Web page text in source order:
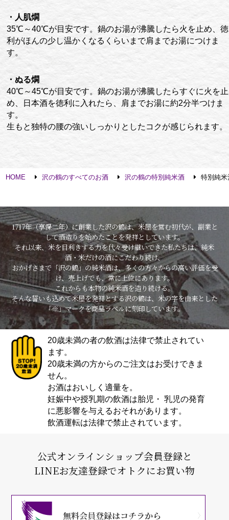
・人肌燗
35℃～40℃が目安です。鍋のお湯が沸騰したら火を止め、徳
利がほんの少し温かくなるくらいまで肩までお湯につけま
す。
・ぬる燗
40℃～45℃が目安です。鍋のお湯が沸騰したらすぐに火を止
め、日本酒を徳利に入れたら、肩までお湯に約2分半つけま
す。
生もと独特の腰の強いしっかりとしたコクが感じられます。
HOME 沢の鶴のすべてのお酒 沢の鶴の特別純米酒 特別純
1717年（享保二年）に創業した沢の鶴は、米屋を営む初代が、副業と
して酒造りを始めたことを発祥としています。
それ以来、米を目利きする力を代々受け継いできた私たちは、純米
酒・米だけの酒にこだわり続け、
おかげさまで「沢の鶴」の純米酒は、多くの方々からの高い評価を受
け、売上げでも、常に上位にあります。
これからも本物の純米酒を造り続ける。
そんな誓いも込めて米屋を発祥とする沢の鶴は、米の字を由来とした
「※」マークを商品ラベルに刻印しています。
20歳未満の者の飲酒は法律で禁止されてい
ます。
20歳未満の方からのご注文はお受けできま
せん。
お酒はおいしく適量を。
妊娠中や授乳期の飲酒は胎児・ 乳児の発育
に悪影響を与えるおそれがあります。
飲酒運転は法律で禁止されています。
公式オンラインショップ会員登録と
LINEお友達登録でオトクにお買い物